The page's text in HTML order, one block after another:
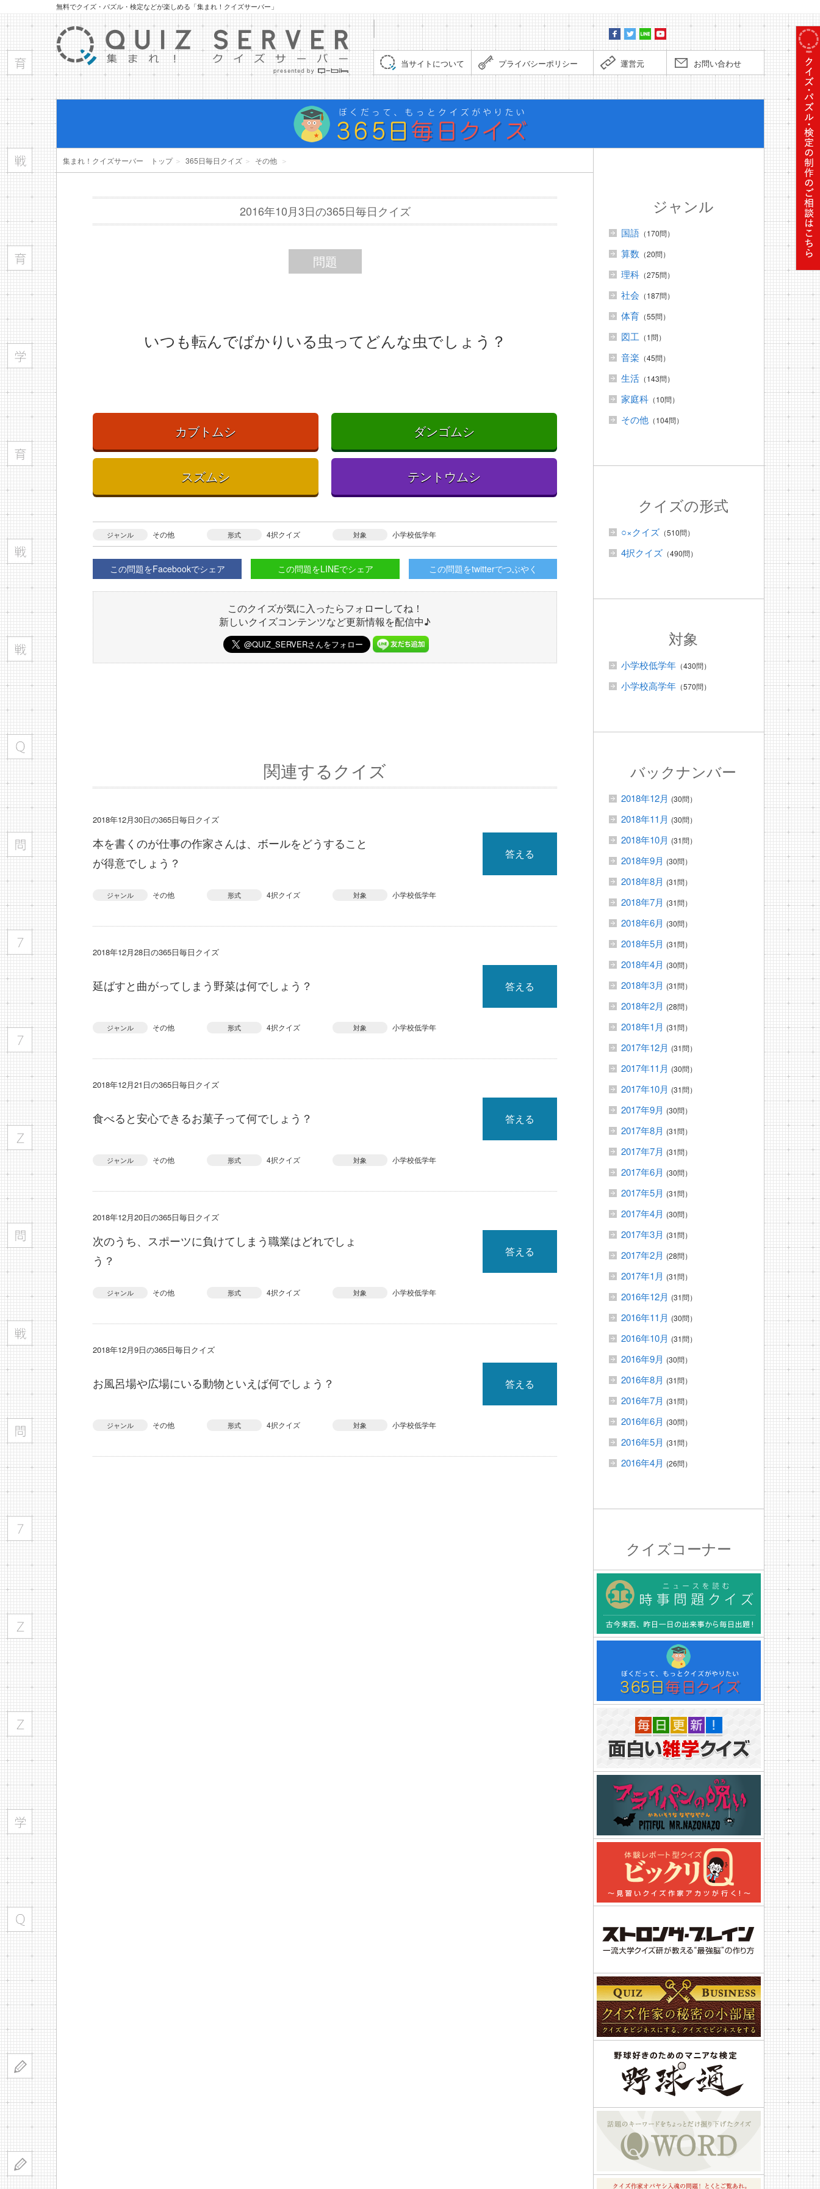
無料でクイズ・パズル・検定などが楽しめる「集まれ！クイズサーバー」
当サイトについて プライバシーポリシー 運営元 お問い合わせ
ぼくだ
集まれ！クイズサーバー トップ＞ 365日毎日クイズ ＞ その他 ＞
2016年10月3日の365日毎日クイズ
問題
いつも転んでばかりいる虫ってどんな虫でしょう？
カブトムシ ダンゴムシ
スズムシ テントウムシ
ジャンル その他 形式 4択クイズ 対象 小学校低学年
この問題をFacebookでシェア この問題をLINEでシェア この問題をtwitterでつぶやく
このクイズが気に入ったらフォローしてね！
新しいクイズコンテンツなど更新情報を配信中♪
関連するクイズ
2018年12月30日の365日毎日クイズ
本を書くのが仕事の作家さんは、ボールをどうすること
が得意でしょう？
答える
ジャンル その他 形式 4択クイズ 対象 小学校低学年
2018年12月28日の365日毎日クイズ
延ばすと曲がってしまう野菜は何でしょう？ 答える
ジャンル その他 形式 4択クイズ 対象 小学校低学年
2018年12月21日の365日毎日クイズ
食べると安心できるお菓子って何でしょう？ 答える
ジャンル その他 形式 4択クイズ 対象 小学校低学年
2018年12月20日の365日毎日クイズ
次のうち、スポーツに負けてしまう職業はどれでしょ
う？
答える
ジャンル その他 形式 4択クイズ 対象 小学校低学年
2018年12月9日の365日毎日クイズ
お風呂場や広場にいる動物といえば何でしょう？ 答える
ジャンル その他 形式 4択クイズ 対象 小学校低学年
ジャンル
国語 （170問）
算数 （20問）
理科 （275問）
社会 （187問）
体育 （55問）
図工 （1問）
音楽 （45問）
生活 （143問）
家庭科 （10問）
その他 （104問）
クイズの形式
○×クイズ （510問）
4択クイズ （490問）
対象
小学校低学年 （430問）
小学校高学年 （570問）
バックナンバー
2018年12月 (30問）
2018年11月 (30問）
2018年10月 (31問）
2018年9月 (30問）
2018年8月 (31問）
2018年7月 (31問）
2018年6月 (30問）
2018年5月 (31問）
2018年4月 (30問）
2018年3月 (31問）
2018年2月 (28問）
2018年1月 (31問）
2017年12月 (31問）
2017年11月 (30問）
2017年10月 (31問）
2017年9月 (30問）
2017年8月 (31問）
2017年7月 (31問）
2017年6月 (30問）
2017年5月 (31問）
2017年4月 (30問）
2017年3月 (31問）
2017年2月 (28問）
2017年1月 (31問）
2016年12月 (31問）
2016年11月 (30問）
2016年10月 (31問）
2016年9月 (30問）
2016年8月 (31問）
2016年7月 (31問）
2016年6月 (30問）
2016年5月 (31問）
2016年4月 (26問）
クイズコーナー